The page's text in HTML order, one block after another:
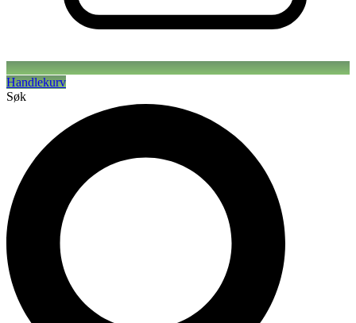
Handlekurv
Søk